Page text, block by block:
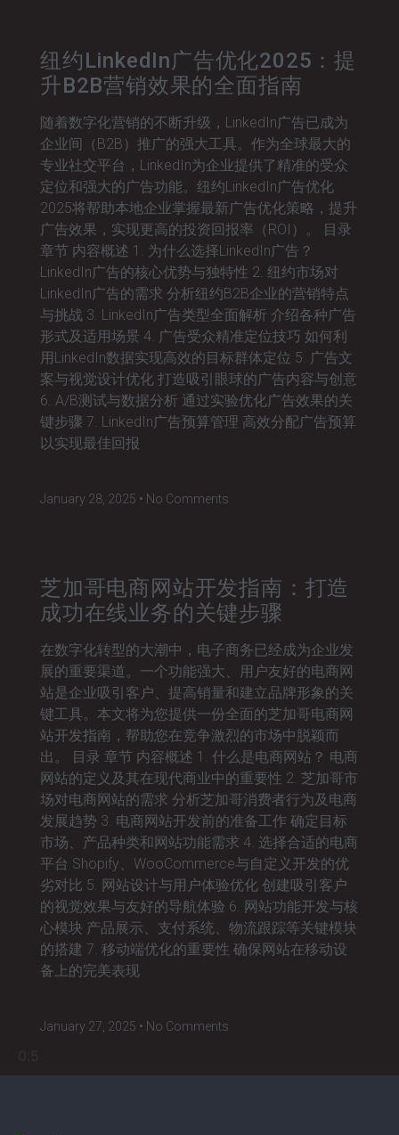
纽约LinkedIn广告优化2025：提
升B2B营销效果的全面指南
随着数字化营销的不断升级，LinkedIn广告已成为
企业间（B2B）推广的强大工具。作为全球最大的
专业社交平台，LinkedIn为企业提供了精准的受众
定位和强大的广告功能。纽约LinkedIn广告优化
2025将帮助本地企业掌握最新广告优化策略，提升
广告效果，实现更高的投资回报率（ROI）。 目录
章节 内容概述 1. 为什么选择LinkedIn广告？
LinkedIn广告的核心优势与独特性 2. 纽约市场对
LinkedIn广告的需求 分析纽约B2B企业的营销特点
与挑战 3. LinkedIn广告类型全面解析 介绍各种广告
形式及适用场景 4. 广告受众精准定位技巧 如何利
用LinkedIn数据实现高效的目标群体定位 5. 广告文
案与视觉设计优化 打造吸引眼球的广告内容与创意
6. A/B测试与数据分析 通过实验优化广告效果的关
键步骤 7. LinkedIn广告预算管理 高效分配广告预算
以实现最佳回报
January 28, 2025 No Comments
芝加哥电商网站开发指南：打造
成功在线业务的关键步骤
在数字化转型的大潮中，电子商务已经成为企业发
展的重要渠道。一个功能强大、用户友好的电商网
站是企业吸引客户、提高销量和建立品牌形象的关
键工具。本文将为您提供一份全面的芝加哥电商网
站开发指南，帮助您在竞争激烈的市场中脱颖而
出。 目录 章节 内容概述 1. 什么是电商网站？ 电商
网站的定义及其在现代商业中的重要性 2. 芝加哥市
场对电商网站的需求 分析芝加哥消费者行为及电商
发展趋势 3. 电商网站开发前的准备工作 确定目标
市场、产品种类和网站功能需求 4. 选择合适的电商
平台 Shopify、WooCommerce与自定义开发的优
劣对比 5. 网站设计与用户体验优化 创建吸引客户
的视觉效果与友好的导航体验 6. 网站功能开发与核
心模块 产品展示、支付系统、物流跟踪等关键模块
的搭建 7. 移动端优化的重要性 确保网站在移动设
备上的完美表现
January 27, 2025 No Comments